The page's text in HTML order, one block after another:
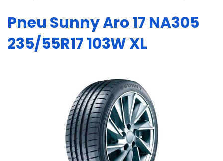
Pneu Sunny Aro 17 NA305
235/55R17 103W XL